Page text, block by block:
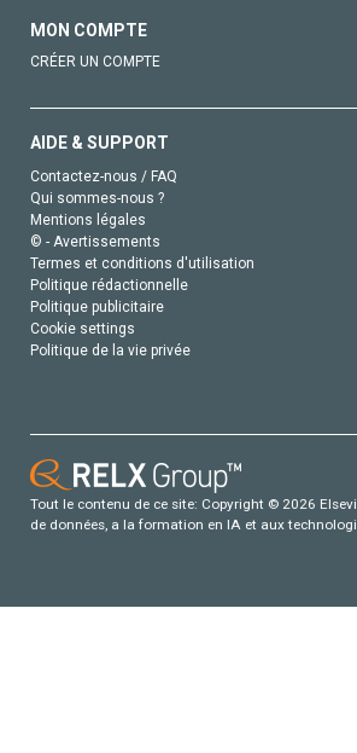
MON COMPTE
CRÉER UN COMPTE
AIDE & SUPPORT
Contactez-nous / FAQ
Qui sommes-nous ?
Mentions légales
© - Avertissements
Termes et conditions d'utilisation
Politique rédactionnelle
Politique publicitaire
Cookie settings
Politique de la vie privée
Tout le contenu de ce site: Copyright © 2026
de données, a la formation en IA et aux